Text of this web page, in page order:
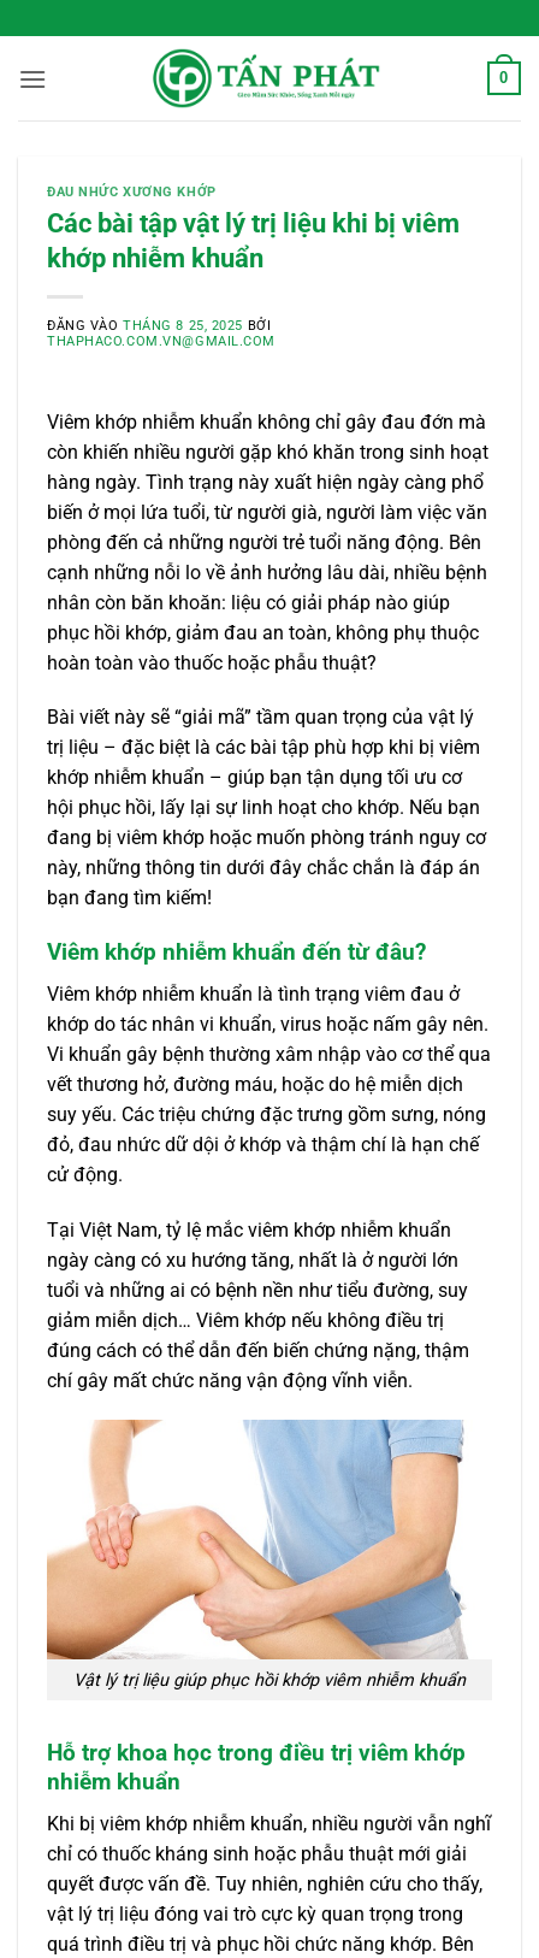
qua
nội
0
ĐAU NHỨC XƯƠNG KHỚP
Các bài tập vật lý trị liệu khi bị viêm
khớp nhiễm khuẩn
ĐĂNG VÀOTHÁNG 8 25, 2025 BỞI
THAPHACO.COM.VN@GMAIL.COM
Viêm khớp nhiễm khuẩn không chỉ gây đau đớn mà
còn khiến nhiều người gặp khó khăn trong sinh hoạt
hàng ngày. Tình trạng này xuất hiện ngày càng phổ
biến ở mọi lứa tuổi, từ người già, người làm việc văn
phòng đến cả những người trẻ tuổi năng động. Bên
cạnh những nỗi lo về ảnh hưởng lâu dài, nhiều bệnh
nhân còn băn khoăn: liệu có giải pháp nào giúp
phục hồi khớp, giảm đau an toàn, không phụ thuộc
hoàn toàn vào thuốc hoặc phẫu thuật?
Bài viết này sẽ “giải mã” tầm quan trọng của vật lý
trị liệu – đặc biệt là các bài tập phù hợp khi bị viêm
khớp nhiễm khuẩn – giúp bạn tận dụng tối ưu cơ
hội phục hồi, lấy lại sự linh hoạt cho khớp. Nếu bạn
đang bị viêm khớp hoặc muốn phòng tránh nguy cơ
này, những thông tin dưới đây chắc chắn là đáp án
bạn đang tìm kiếm!
Viêm khớp nhiễm khuẩn đến từ đâu?
Viêm khớp nhiễm khuẩn là tình trạng viêm đau ở
khớp do tác nhân vi khuẩn, virus hoặc nấm gây nên.
Vi khuẩn gây bệnh thường xâm nhập vào cơ thể qua
vết thương hở, đường máu, hoặc do hệ miễn dịch
suy yếu. Các triệu chứng đặc trưng gồm sưng, nóng
đỏ, đau nhức dữ dội ở khớp và thậm chí là hạn chế
cử động.
Tại Việt Nam, tỷ lệ mắc viêm khớp nhiễm khuẩn
ngày càng có xu hướng tăng, nhất là ở người lớn
tuổi và những ai có bệnh nền như tiểu đường, suy
giảm miễn dịch… Viêm khớp nếu không điều trị
đúng cách có thể dẫn đến biến chứng nặng, thậm
chí gây mất chức năng vận động vĩnh viễn.
Vật lý trị liệu giúp phục hồi khớp viêm nhiễm khuẩn
Hỗ trợ khoa học trong điều trị viêm khớp
nhiễm khuẩn
Khi bị viêm khớp nhiễm khuẩn, nhiều người vẫn nghĩ
chỉ có thuốc kháng sinh hoặc phẫu thuật mới giải
quyết được vấn đề. Tuy nhiên, nghiên cứu cho thấy,
vật lý trị liệu đóng vai trò cực kỳ quan trọng trong
quá trình điều trị và phục hồi chức năng khớp. Bên